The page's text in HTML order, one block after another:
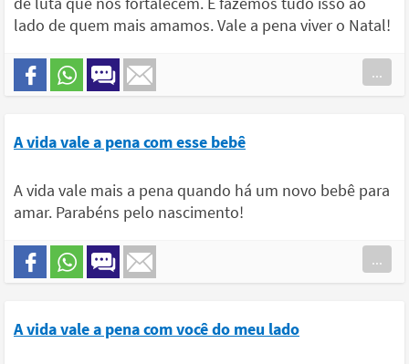
lado de quem mais amamos. Vale a pena viver o Natal!
...
A vida vale a pena com esse bebê
A vida vale mais a pena quando há um novo bebê para
amar. Parabéns pelo nascimento!
...
A vida vale a pena com você do meu lado